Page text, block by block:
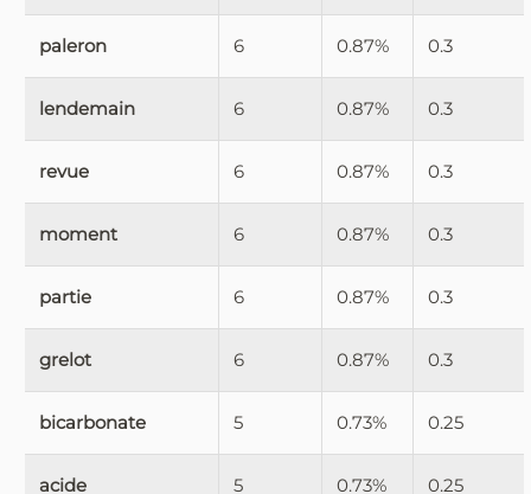
paleron 6 0.87% 0.3
lendemain 6 0.87% 0.3
revue 6 0.87% 0.3
moment 6 0.87% 0.3
partie 6 0.87% 0.3
grelot 6 0.87% 0.3
bicarbonate 5 0.73% 0.25
acide 5 0.73% 0.25